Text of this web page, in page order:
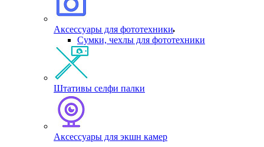
Аксессуары для фототехники
Сумки, чехлы для фототехники
Штативы селфи палки
Аксессуары для экшн камер